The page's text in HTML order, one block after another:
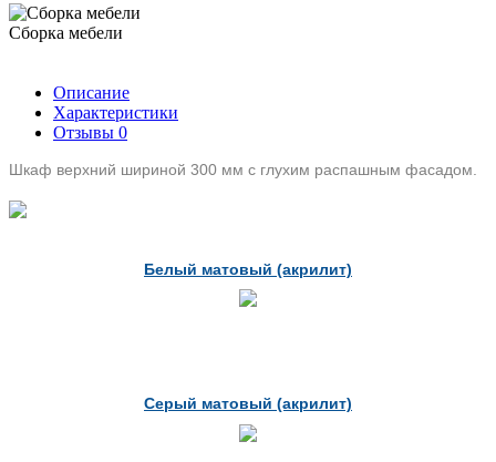
Сборка мебели
Описание
Характеристики
Отзывы 0
Шкаф верхний шириной 300 мм с глухим распашным фасадом.
Белый матовый (акрилит)
Серый матовый (акрилит)